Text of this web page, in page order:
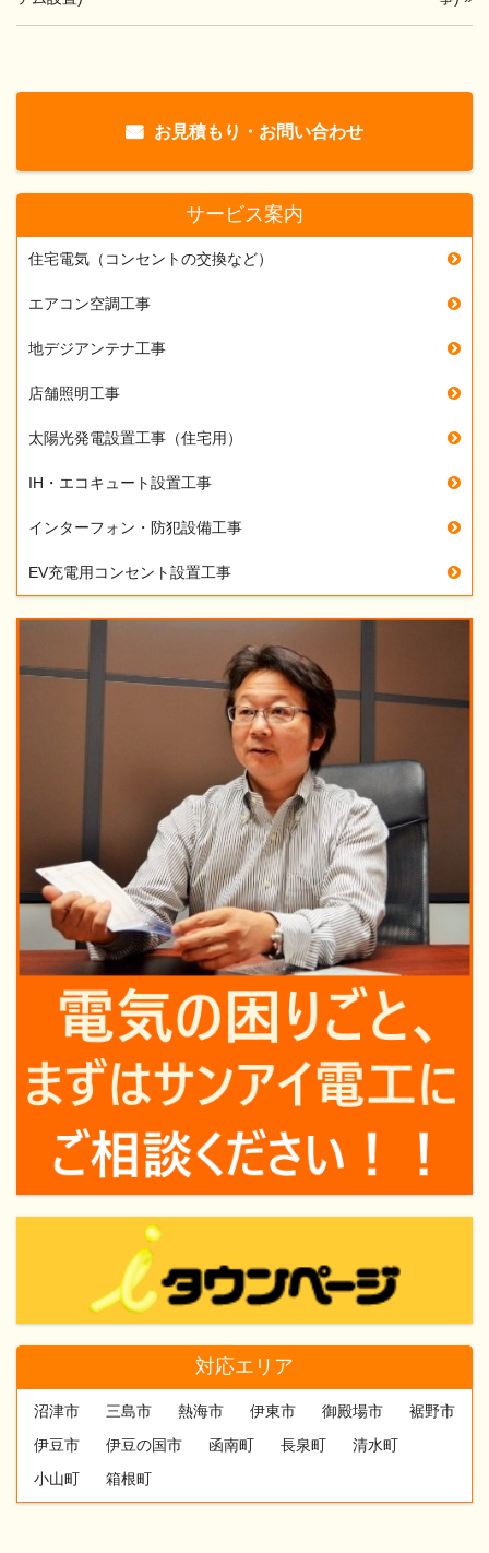
お見積もり・お問い合わせ
サービス案内
住宅電気（コンセントの交換など）
エアコン空調工事
地デジアンテナ工事
店舗照明工事
太陽光発電設置工事（住宅用）
IH・エコキュート設置工事
インターフォン・防犯設備工事
EV充電用コンセント設置工事
対応エリア
沼津市 三島市 熱海市 伊東市 御殿場市
裾野市
伊豆市
伊豆の国市 函南町 長泉町
清水町
小山町
箱根町